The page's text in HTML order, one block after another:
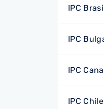
IPC
IPC
IPC
IPC Chile